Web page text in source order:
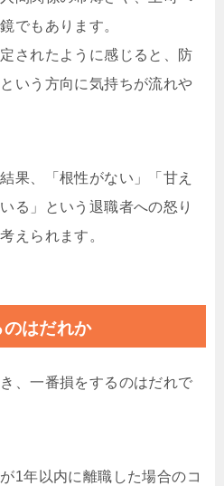
でもあります。
されたように感じると、防
いう方向に気持ちが流れや
果、「根性がない」「甘え
る」という退職者への怒り
えられます。
はだれか
、一番損をするのはだれで
1年以内に離職した場合のコ